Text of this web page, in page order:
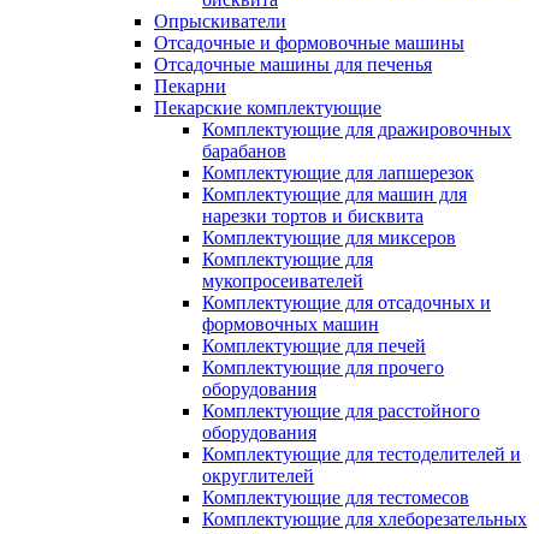
Опрыскиватели
Отсадочные и формовочные машины
Отсадочные машины для печенья
Пекарни
Пекарские комплектующие
Комплектующие для дражировочных
барабанов
Комплектующие для лапшерезок
Комплектующие для машин для
нарезки тортов и бисквита
Комплектующие для миксеров
Комплектующие для
мукопросеивателей
Комплектующие для отсадочных и
формовочных машин
Комплектующие для печей
Комплектующие для прочего
оборудования
Комплектующие для расстойного
оборудования
Комплектующие для тестоделителей и
округлителей
Комплектующие для тестомесов
Комплектующие для хлеборезательных